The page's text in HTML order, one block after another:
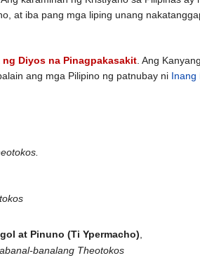
at iba pang mga liping unang
ng Diyos na Pinagpakasakit . Ang
ang mga Pilipino ng patnubay ni Inang
at Pinuno (Ti Ypermacho)
banalang Theotokos